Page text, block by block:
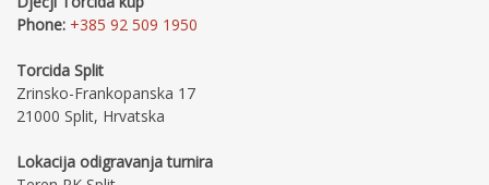
Phone: +385 92 509 1950
Torcida Split
Zrinsko-Frankopanska 17
21000 Split, Hrvatska
Lokacija odigravanja turnira